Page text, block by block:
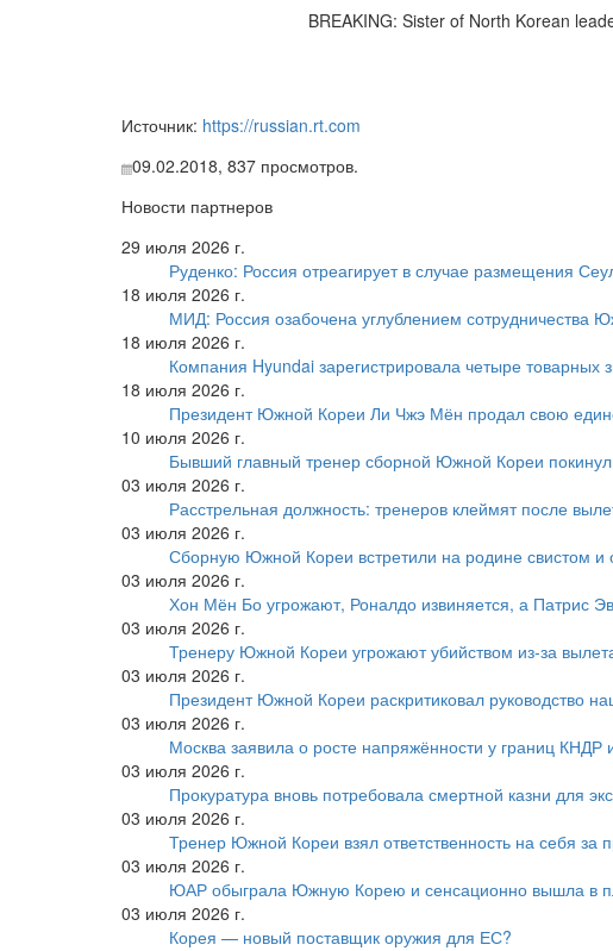
BREAKING: Sister of North Korean
Источник: https://russian.rt.com
09.02.2018, 837 просмотров.
Новости партнеров
29 июля 2026 г.
Руденко: Россия отреагирует в случае размещения
18 июля 2026 г.
МИД: Россия озабочена углублением сотрудничества
18 июля 2026 г.
Компания Hyundai зарегистрировала четыре товарных
18 июля 2026 г.
Президент Южной Кореи Ли Чжэ Мён продал свою
10 июля 2026 г.
Бывший главный тренер сборной Южной Кореи
03 июля 2026 г.
Расстрельная должность: тренеров клеймят после
03 июля 2026 г.
Сборную Южной Кореи встретили на родине свистом и
03 июля 2026 г.
Хон Мён Бо угрожают, Роналдо извиняется, а Патрис
03 июля 2026 г.
Тренеру Южной Кореи угрожают убийством из-за
03 июля 2026 г.
Президент Южной Кореи раскритиковал руководство
03 июля 2026 г.
Москва заявила о росте напряжённости у границ
03 июля 2026 г.
Прокуратура вновь потребовала смертной казни для
03 июля 2026 г.
Тренер Южной Кореи взял ответственность на себя за
03 июля 2026 г.
ЮАР обыграла Южную Корею и сенсационно вышла в
03 июля 2026 г.
Корея — новый поставщик оружия для ЕС?